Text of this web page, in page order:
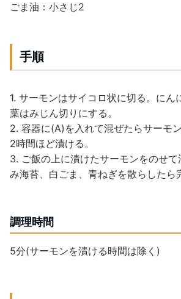
ごま油：小さじ2
手順
1. サーモンはサイコロ状に切る。にん
葉はみじん切りにする。
2. 容器に(A)を入れて混ぜたらサーモ
2時間ほど漬ける。
3. ご飯の上に漬けたサーモンをのせ
み海苔、白ごま、青ねぎを散らしたら
調理時間
5分(サーモンを漬ける時間は除く)